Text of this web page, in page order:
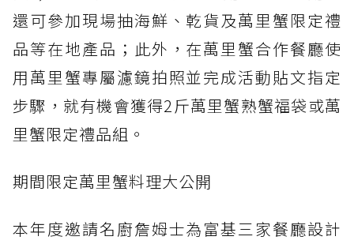
還可參加現場抽海鮮、乾貨及萬里蟹限定禮
品等在地產品；此外，在萬里蟹合作餐廳使
用萬里蟹專屬濾鏡拍照並完成活動貼文指定
步驟，就有機會獲得2斤萬里蟹熟蟹福袋或萬
里蟹限定禮品組。
期間限定萬里蟹料理大公開
本年度邀請名廚詹姆士為富基三家餐廳設計